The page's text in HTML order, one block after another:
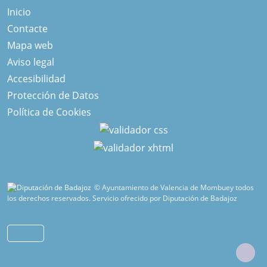
Inicio
Contacte
Mapa web
Aviso legal
Accesibilidad
Protección de Datos
Política de Cookies
© Ayuntamiento de Valencia de Mombuey todos
los derechos reservados.Servicio ofrecido por Diputación de Badajoz